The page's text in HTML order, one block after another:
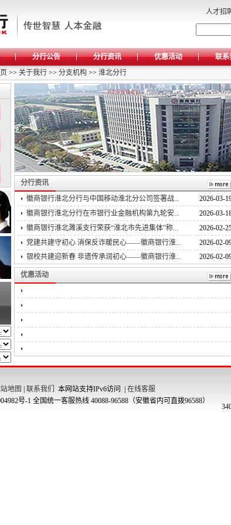
人才招
分行公告 分行资讯 优惠活动 联系
>> 关于我行 >> 分支机构 >> 淮北分行
分行资讯
徽商银行淮北分行与中国移动淮北分公司签署战...
2026-03-
徽商银行淮北分行在市银行业金融机构第九轮安...
2026-03-
徽商银行淮北濉溪支行荣获“淮北市先进集体”称...
2026-02-
党建共建守初心 消保反诈暖民心——徽商银行淮...
2026-02-
银校共建迎新春 非遗传承润初心——徽商银行淮...
2026-02-
优惠活动
地图 联系我们 本网站支持IPv6访问 | 在线客服
号-1 全国统一客服热线 40088-96588（安徽省内可直拨96588）